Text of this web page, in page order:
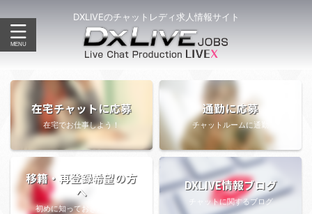
DXLIVEのチャットレディ求人情報サイト
在宅チャットに応募
在宅でお仕事しよう！
通勤に応募
チャットルームに通勤
移籍・再登録希望の方
へ
初めに知っておきたい情報
DXLIVE情報ブログ
チャットに関するブログ